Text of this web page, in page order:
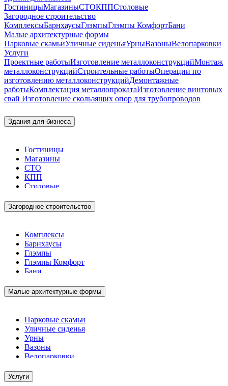
ГостиницыМагазиныСТОКППСтоловые
Загородное строительство
КомплексыБарнхаусыГлэмпыГлэмпы КомфортБани
Малые архитектурные формы
Парковые скамьиУличные сиденьяУрныВазоныВелопарковки
Услуги
Проектные работыИзготовление металлоконструкцийМонтаж
металлоконструкцийСтроительные работыОперации по
изготовлению металлоконструкцийДемонтажные
работыКомплектация металлопрокатаИзготовление винтовых
свай Изготовление скользящих опор для трубопроводов
Здания для бизнеса
Гостиницы
Магазины
СТО
КПП
Столовые
Загородное строительство
Комплексы
Барнхаусы
Глэмпы
Глэмпы Комфорт
Бани
Малые архитектурные формы
Парковые скамьи
Уличные сиденья
Урны
Вазоны
Велопарковки
Услуги